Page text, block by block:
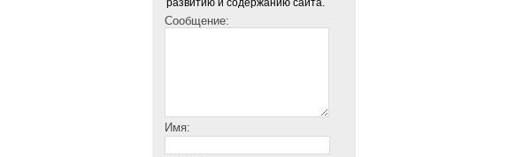
развитию и содержанию сайта.
Сообщение:
Имя: